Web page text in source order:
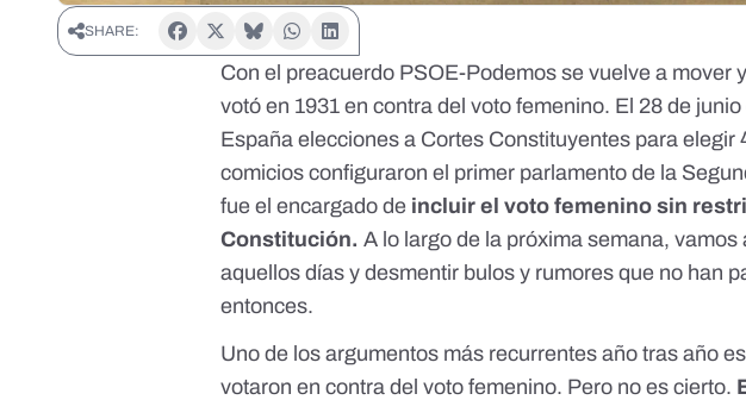
SHARE:
Con el preacuerdo PSOE-Podemos se vuelve a mover
votó en 1931 en contra del voto femenino. El 28 de
España elecciones a Cortes Constituyentes para elegir
comicios configuraron el primer parlamento de la
fue el encargado de incluir el voto femenino sin
Constitución. A lo largo de la próxima semana,
aquellos días y desmentir bulos y rumores que no han
entonces.
Uno de los argumentos más recurrentes año tras año
votaron en contra del voto femenino. Pero no es cierto.